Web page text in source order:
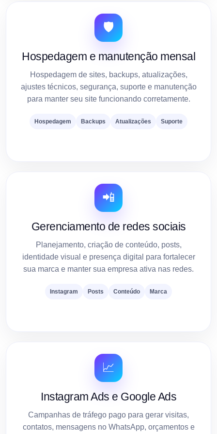
🛡️
Hospedagem e manutenção mensal
Hospedagem de sites, backups, atualizações,
ajustes técnicos, segurança, suporte e manutenção
para manter seu site funcionando corretamente.
Hospedagem Backups Atualizações Suporte
📲
Gerenciamento de redes sociais
Planejamento, criação de conteúdo, posts,
identidade visual e presença digital para fortalecer
sua marca e manter sua empresa ativa nas redes.
Instagram Posts Conteúdo Marca
📈
Instagram Ads e Google Ads
Campanhas de tráfego pago para gerar visitas,
contatos, mensagens no WhatsApp, orçamentos e